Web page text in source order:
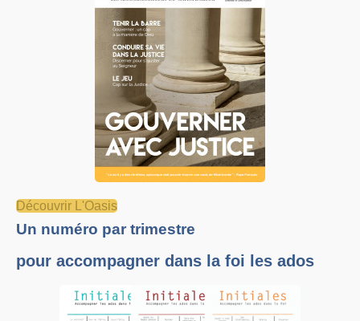
Découvrir L'Oasis
Un numéro par trimestre
pour accompagner dans la foi les ados